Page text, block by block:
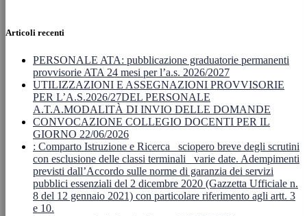
Articoli recenti
PERSONALE ATA: pubblicazione graduatorie permanenti
provvisorie ATA 24 mesi per l’a.s. 2026/2027
UTILIZZAZIONI E ASSEGNAZIONI PROVVISORIE
PER L’A.S.2026/27DEL PERSONALE
A.T.A.MODALITÀ DI INVIO DELLE DOMANDE
CONVOCAZIONE COLLEGIO DOCENTI PER IL
GIORNO 22/06/2026
: Comparto Istruzione e Ricerca_ sciopero breve degli scrutini
con esclusione delle classi terminali_ varie date. Adempimenti
previsti dall’Accordo sulle norme di garanzia dei servizi
pubblici essenziali del 2 dicembre 2020 (Gazzetta Ufficiale n.
8 del 12 gennaio 2021) con particolare riferimento agli artt. 3
e 10.